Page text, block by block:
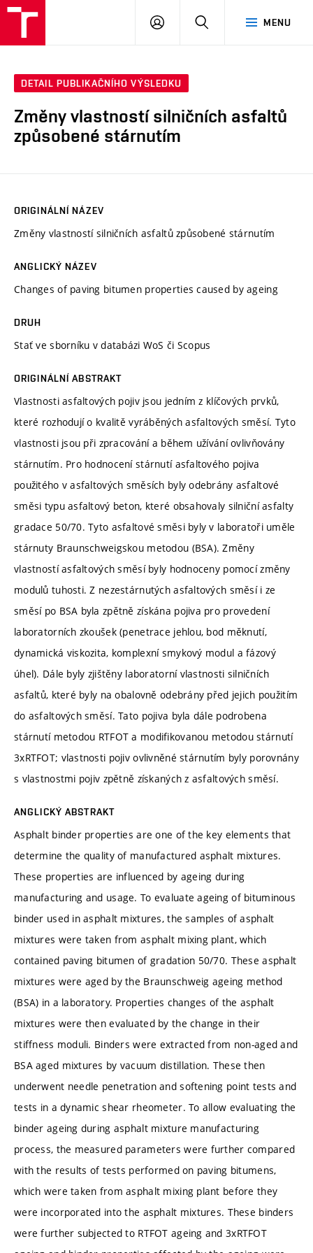
MENU
PŘIHLÁSIT
DETAIL PUBLIKAČNÍHO VÝSLEDKU
Změny vlastností silničních asfaltů
způsobené stárnutím
ORIGINÁLNÍ NÁZEV
Změny vlastností silničních asfaltů způsobené stárnutím
ANGLICKÝ NÁZEV
Changes of paving bitumen properties caused by ageing
DRUH
Stať ve sborníku v databázi WoS či Scopus
ORIGINÁLNÍ ABSTRAKT
Vlastnosti asfaltových pojiv jsou jedním z klíčových prvků,
které rozhodují o kvalitě vyráběných asfaltových směsí. Tyto
vlastnosti jsou při zpracování a během užívání ovlivňovány
stárnutím. Pro hodnocení stárnutí asfaltového pojiva
použitého v asfaltových směsích byly odebrány asfaltové
směsi typu asfaltový beton, které obsahovaly silniční asfalty
gradace 50/70. Tyto asfaltové směsi byly v laboratoři uměle
stárnuty Braunschweigskou metodou (BSA). Změny
vlastností asfaltových směsí byly hodnoceny pomocí změny
modulů tuhosti. Z nezestárnutých asfaltových směsí i ze
směsí po BSA byla zpětně získána pojiva pro provedení
laboratorních zkoušek (penetrace jehlou, bod měknutí,
dynamická viskozita, komplexní smykový modul a fázový
úhel). Dále byly zjištěny laboratorní vlastnosti silničních
asfaltů, které byly na obalovně odebrány před jejich použitím
do asfaltových směsí. Tato pojiva byla dále podrobena
stárnutí metodou RTFOT a modifikovanou metodou stárnutí
3xRTFOT; vlastnosti pojiv ovlivněné stárnutím byly porovnány
s vlastnostmi pojiv zpětně získaných z asfaltových směsí.
ANGLICKÝ ABSTRAKT
Asphalt binder properties are one of the key elements that
determine the quality of manufactured asphalt mixtures.
These properties are influenced by ageing during
manufacturing and usage. To evaluate ageing of bituminous
binder used in asphalt mixtures, the samples of asphalt
mixtures were taken from asphalt mixing plant, which
contained paving bitumen of gradation 50/70. These asphalt
mixtures were aged by the Braunschweig ageing method
(BSA) in a laboratory. Properties changes of the asphalt
mixtures were then evaluated by the change in their
stiffness moduli. Binders were extracted from non-aged and
BSA aged mixtures by vacuum distillation. These then
underwent needle penetration and softening point tests and
tests in a dynamic shear rheometer. To allow evaluating the
binder ageing during asphalt mixture manufacturing
process, the measured parameters were further compared
with the results of tests performed on paving bitumens,
which were taken from asphalt mixing plant before they
were incorporated into the asphalt mixtures. These binders
were further subjected to RTFOT ageing and 3xRTFOT